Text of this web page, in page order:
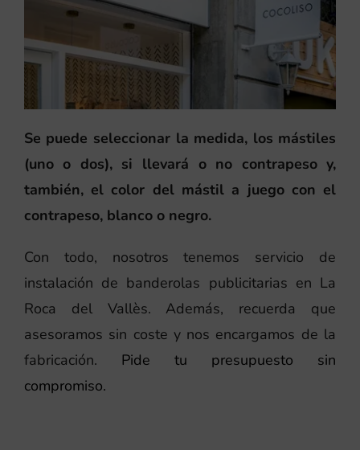
Se puede seleccionar la medida, los mástiles
(uno o dos), si llevará o no contrapeso y,
también, el color del mástil a juego con el
contrapeso, blanco o negro.
Con todo, nosotros tenemos servicio de
instalación de banderolas publicitarias en La
Roca del Vallès. Además, recuerda que
asesoramos sin coste y nos encargamos de la
fabricación. Pide tu presupuesto sin
compromiso.